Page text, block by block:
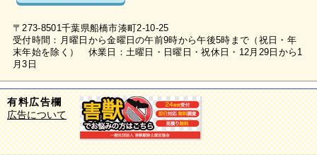
〒273-8501千葉県船橋市湊町2-10-25
受付時間：月曜日から金曜日の午前9時から午後5時まで（祝日・年
末年始を除く） 休業日：土曜日・日曜日・祝休日・12月29日から1
月3日
有料広告欄
広告について